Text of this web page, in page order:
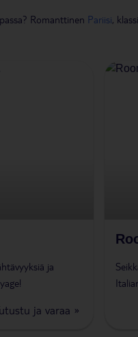
Romanttinen Pariisi,
ja
ja varaa »